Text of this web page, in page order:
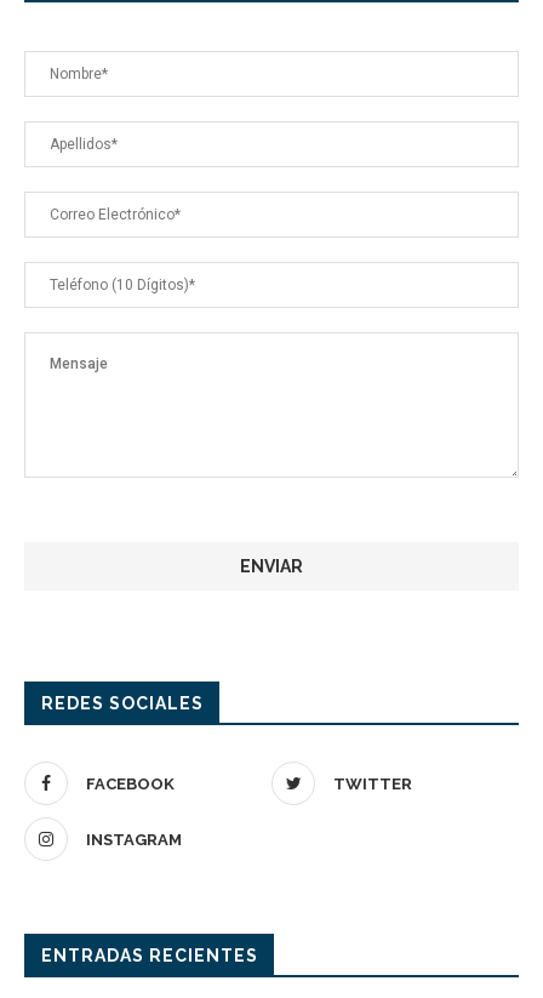
REDES SOCIALES
FACEBOOK TWITTER
INSTAGRAM
ENTRADAS RECIENTES